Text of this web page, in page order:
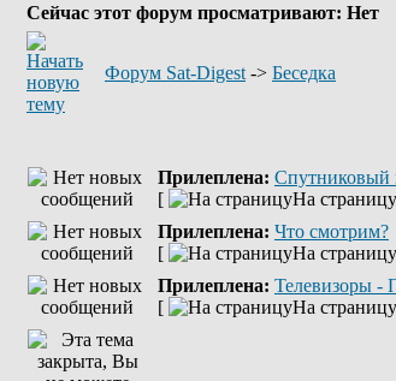
Сейчас этот форум просматривают: Нет
Форум Sat-Digest -> Беседка
Прилеплена: Спутниковый
[
На
Прилеплена: Что смотрим?
[
На
Прилеплена: Телевизоры
[
На